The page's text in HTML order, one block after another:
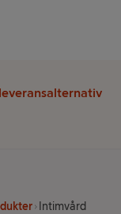
Intimvård